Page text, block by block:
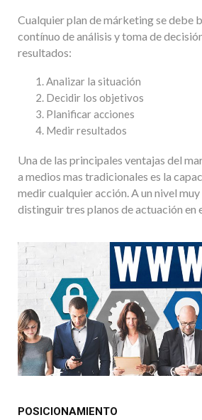
Cualquier plan de márketing se debe
contínuo de análisis y toma de
resultados:
Analizar la situación
Decidir los objetivos
Planificar acciones
Medir resultados
Una de las principales ventajas del
a medios mas tradicionales es la
medir cualquier acción. A un nivel
distinguir tres planos de actuación en
POSICIONAMIENTO